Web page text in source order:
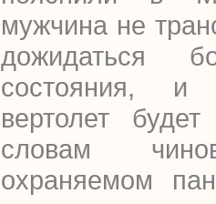
мужчина не
дожидаться
состояния, и
вертолет
словам
охраняемом